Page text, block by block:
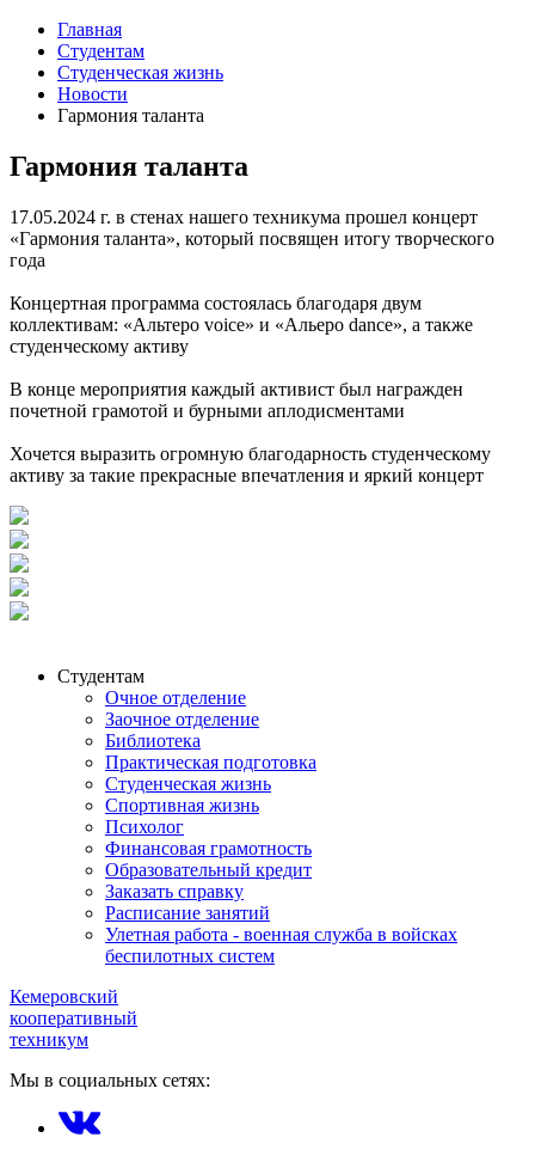
Главная
Студентам
Студенческая жизнь
Новости
Гармония таланта
Гармония таланта
17.05.2024 г. в стенах нашего техникума прошел концерт
«Гармония таланта», который посвящен итогу творческого
года
Концертная программа состоялась благодаря двум
коллективам: «Альтеро voice» и «Альеро dance», а также
студенческому активу
В конце мероприятия каждый активист был награжден
почетной грамотой и бурными аплодисментами
Хочется выразить огромную благодарность студенческому
активу за такие прекрасные впечатления и яркий концерт
Студентам
Очное отделение
Заочное отделение
Библиотека
Практическая подготовка
Студенческая жизнь
Спортивная жизнь
Психолог
Финансовая грамотность
Образовательный кредит
Заказать справку
Расписание занятий
Улетная работа - военная служба в войсках
беспилотных систем
Кемеровский
кооперативный
техникум
Мы в социальных сетях: